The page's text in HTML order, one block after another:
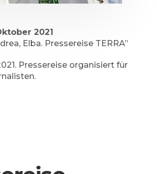
2021
Elba. Pressereise TERRA”
Pressereise organisiert für